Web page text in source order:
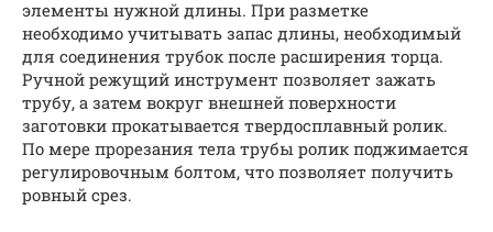
элементы нужной длины. При разметке
необходимо учитывать запас длины, необходимый
для соединения трубок после расширения торца.
Ручной режущий инструмент позволяет зажать
трубу, а затем вокруг внешней поверхности
заготовки прокатывается твердосплавный ролик.
По мере прорезания тела трубы ролик поджимается
регулировочным болтом, что позволяет получить
ровный срез.